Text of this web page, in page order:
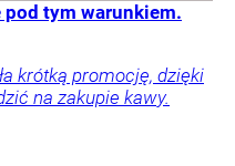
pod tym warunkiem.
krótką promocję, dzięki
na zakupie kawy.